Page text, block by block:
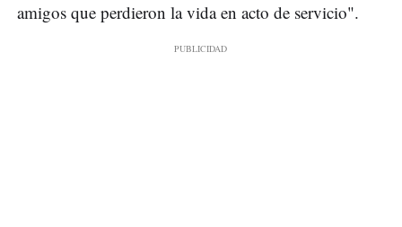
amigos que perdieron la vida en acto de servicio".